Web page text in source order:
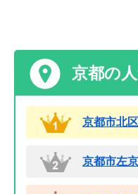
京都の
京都市北区
京都市左